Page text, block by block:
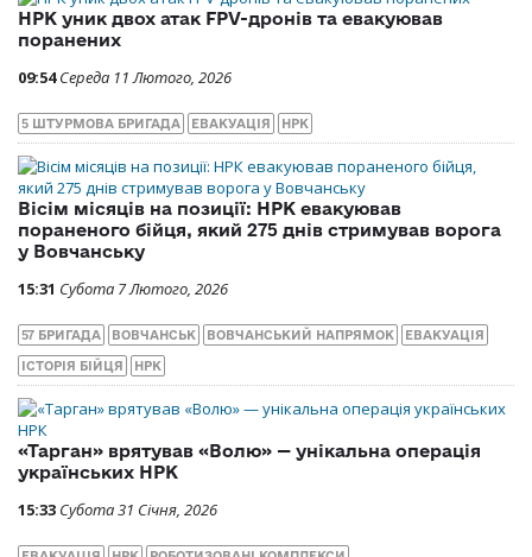
НРК уник двох атак FPV-дронів та евакуював
поранених
09:54 Середа 11 Лютого, 2026
5 ШТУРМОВА БРИГАДА ЕВАКУАЦІЯ НРК
Вісім місяців на позиції: НРК евакуював
пораненого бійця, який 275 днів стримував ворога
у Вовчанську
15:31 Субота 7 Лютого, 2026
57 БРИГАДА ВОВЧАНСЬК ВОВЧАНСЬКИЙ НАПРЯМОК ЕВАКУАЦІЯ
ІСТОРІЯ БІЙЦЯ НРК
«Тарган» врятував «Волю» — унікальна операція
українських НРК
15:33 Субота 31 Січня, 2026